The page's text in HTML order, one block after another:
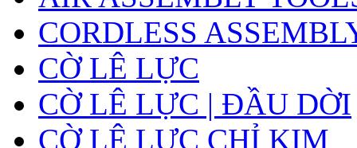
CORDLESS
CỜ LÊ LỰC
CỜ LÊ LỰC | ĐẦU DỜI
CỜ LÊ LỰC CHỈ KIM